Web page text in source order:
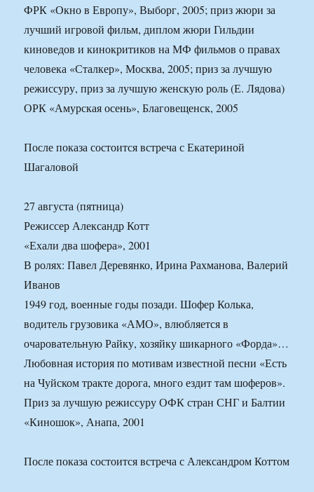
ФРК «Окно в Европу», Выборг, 2005; приз жюри за
лучший игровой фильм, диплом жюри Гильдии
киноведов и кинокритиков на МФ фильмов о правах
человека «Сталкер», Москва, 2005; приз за лучшую
режиссуру, приз за лучшую женскую роль (Е. Лядова)
ОРК «Амурская осень», Благовещенск, 2005
После показа состоится встреча с Екатериной
Шагаловой
27 августа (пятница)
Режиссер Александр Котт
«Ехали два шофера», 2001
В ролях: Павел Деревянко, Ирина Рахманова, Валерий
Иванов
1949 год, военные годы позади. Шофер Колька,
водитель грузовика «АМО», влюбляется в
очаровательную Райку, хозяйку шикарного «Форда»…
Любовная история по мотивам известной песни «Есть
на Чуйском тракте дорога, много ездит там шоферов».
Приз за лучшую режиссуру ОФК стран СНГ и Балтии
«Киношок», Анапа, 2001
После показа состоится встреча с Александром Коттом